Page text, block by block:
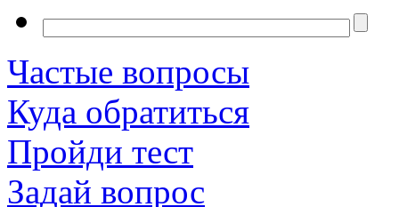
Частые вопросы
Куда обратиться
Пройди тест
Задай вопрос